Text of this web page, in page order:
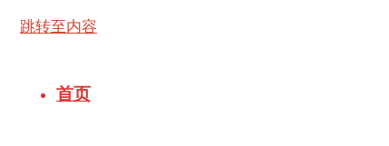
跳转至内容
首页